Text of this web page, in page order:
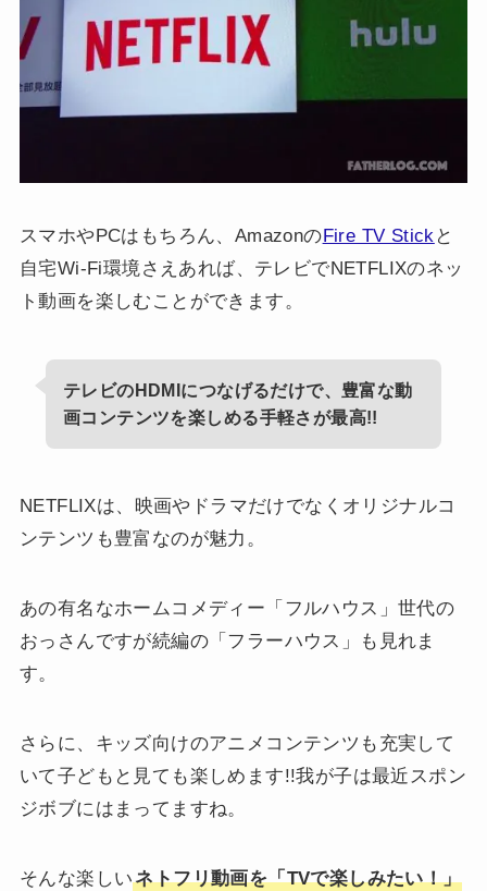
スマホやPCはもちろん、AmazonのFire TV Stick と
自宅Wi-Fi環境さえあれば、テレビでNETFLIXのネッ
ト動画を楽しむことができます。
テレビのHDMIにつなげるだけで、豊富な動
画コンテンツを楽しめる手軽さが最高!!
NETFLIXは、映画やドラマだけでなくオリジナルコ
ンテンツも豊富なのが魅力。
あの有名なホームコメディー「フルハウス」世代の
おっさんですが続編の「フラーハウス」も見れま
す。
さらに、キッズ向けのアニメコンテンツも充実して
いて子どもと見ても楽しめます!!我が子は最近スポン
ジボブにはまってますね。
そんな楽しいネトフリ動画を「TVで楽しみたい！」